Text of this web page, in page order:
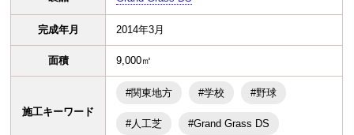
完成年月 2014年3月
面積 9,000㎡
施工キーワード
#関東地方 #学校 #野球
#人工芝 #Grand Grass DS